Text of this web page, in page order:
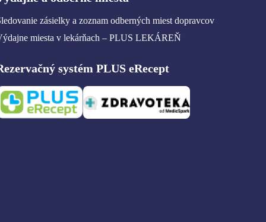
zásielky a zoznam odberných miest dopravcov
miesta v lekárňach – PLUS LEKÁREŇ
systém PLUS eRecept